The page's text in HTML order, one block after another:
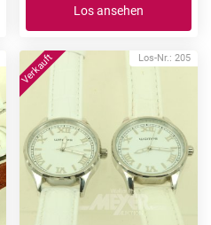
Los ansehen
Los-Nr.: 205